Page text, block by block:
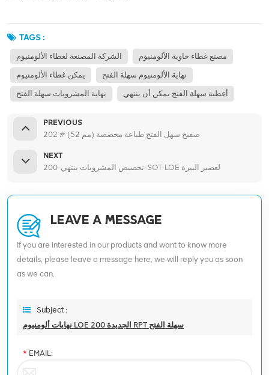
TAGS :
الشركة المصنعة لغطاء الألومنيوم مصنع غطاء حاوية الألومنيوم
يمكن غطاء الألومنيوم نهاية الألومنيوم سهلة الفتح
نهاية المشروبات سهلة الفتح أغطية سهلة الفتح يمكن أن ينتهي
PREVIOUS
202 # (52 مم) صفيح سهل الفتح طباعة مخصصة
NEXT
تخصيص المشروبات ينتهي-200-SOT-LOE لعصير البيرة
LEAVE A MESSAGE
If you are interested in our products and want to know more
details, please leave a message here, we will reply you as soon
as we can.
Subject :
نهايات ألومنيوم LOE الجديدة 200 RPT سهلة الفتح
* EMAIL: